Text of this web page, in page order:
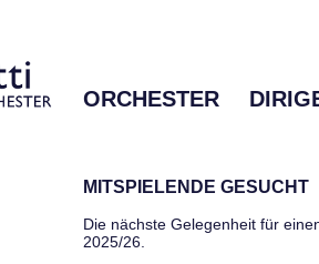
ORCHESTER
MITSPIELENDE GESUCHT
Die nächste Gelegenheit für
2025/26.